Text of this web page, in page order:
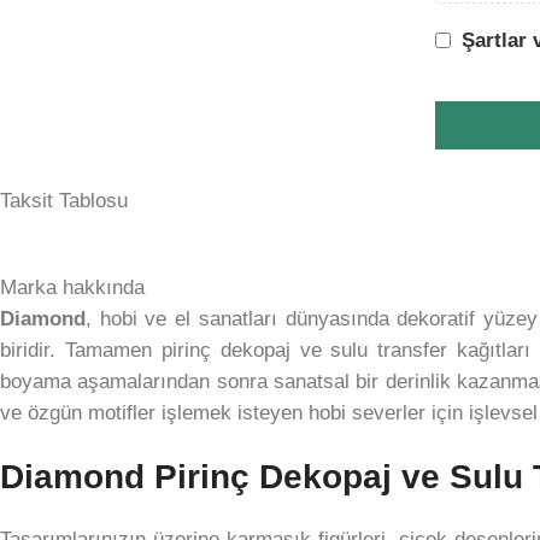
Şartlar
Taksit Tablosu
Marka hakkında
Diamond, hobi ve el sanatları dünyasında dekoratif
biridir. Tamamen pirinç dekopaj ve sulu transfer kağıtları
boyama aşamalarından sonra sanatsal bir derinlik
ve özgün motifler işlemek isteyen hobi severler için işlevsel
Diamond Pirinç Dekopaj ve Sulu